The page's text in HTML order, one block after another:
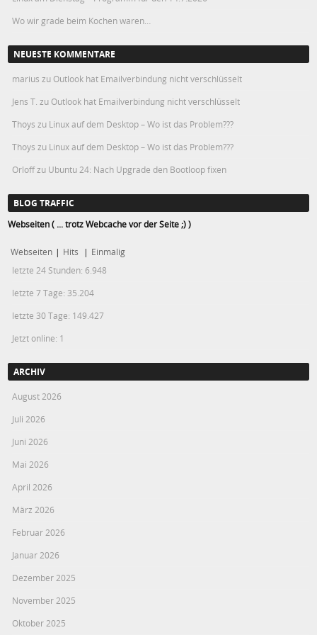
Wo wir grade beim Kochen waren…
NEUESTE KOMMENTARE
marius zu Outlook hat Emailverbindung nicht verschlüsselt
Jens T. zu Outlook hat Emailverbindung nicht verschlüsselt
Thoys zu Linux auf dem Desktop – Wo ist das Problem???
Thoys zu Linux auf dem Desktop – Wo ist das Problem???
Orloffzu Ubuntu 24: Nach Upgrade den Bootloop fixen
BLOG TRAFFIC
Webseiten ( ... trotz Webcache vor der Seite ;) )
Webseiten | Hits | Einmalig
letzte 24 Stunden:6.948
letzte 7 Tage: 35.204
letzte 30 Tage: 149.427
Jetzt online: 1
ARCHIV
August 2026
Juli 2026
Juni 2026
Mai 2026
April 2026
März 2026
Februar 2026
Januar 2026
Dezember 2025
November 2025
Oktober 2025